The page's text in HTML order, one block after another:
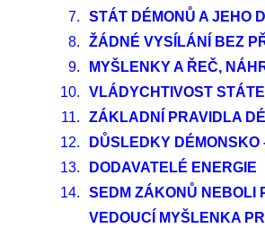
7.
STÁT DÉMONŮ A JEHO
8.
ŽÁDNÉ VYSÍLÁNÍ BEZ
9.
MYŠLENKY A ŘEČ,
10.
VLÁDYCHTIVOST
11.
ZÁKLADNÍ PRAVIDLA
12.
DŮSLEDKY
13.
DODAVATELÉ ENERGIE
14.
SEDM ZÁKONŮ NEBOLI
VEDOUCÍ MYŠLENKA